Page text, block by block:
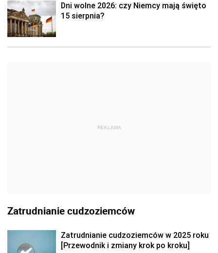
Dni wolne 2026: czy Niemcy mają święto
15 sierpnia?
REKLAMA
Zatrudnianie cudzoziemców
Zatrudnianie cudzoziemców w 2025 roku
[Przewodnik i zmiany krok po kroku]